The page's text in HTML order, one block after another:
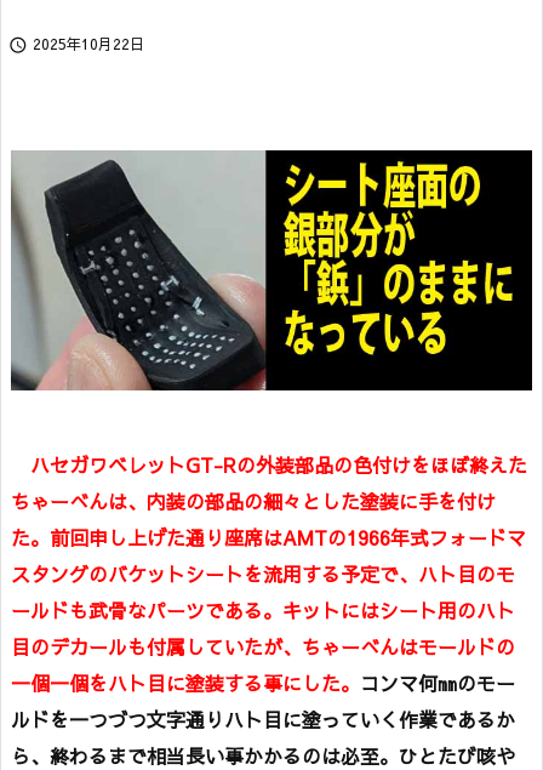
 2025年10月22日
ハセガワベレットGT-Rの外装部品の色付けをほぼ終えた
ちゃーべんは、内装の部品の細々とした塗装に手を付け
た。前回申し上げた通り座席はAMTの1966年式フォードマ
スタングのバケットシートを流用する予定で、ハト目のモ
ールドも武骨なパーツである。キットにはシート用のハト
目のデカールも付属していたが、ちゃーべんはモールドの
一個一個をハト目に塗装する事にした。 コンマ何㎜のモー
ルドを一つづつ文字通りハト目に塗っていく作業であるか
ら、終わるまで相当長い事かかるのは必至。ひとたび咳や